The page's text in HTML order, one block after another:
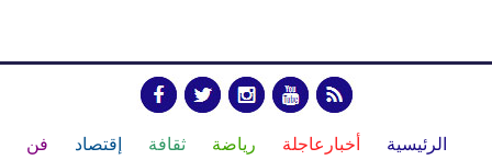
الرئيسية أخبارعاجلة رياضة ثقافة إقتصاد فن